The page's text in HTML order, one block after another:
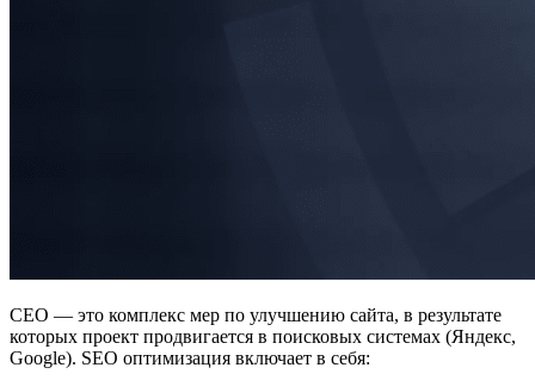
СЕО — это комплекс мер по улучшению сайта, в результате
которых проект продвигается в поисковых системах (Яндекс,
Google). SEO оптимизация включает в себя: